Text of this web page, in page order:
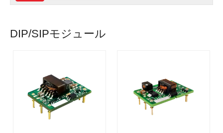
DIP/SIPモジュール